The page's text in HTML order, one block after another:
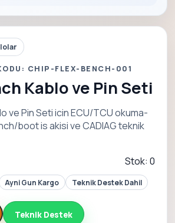
CHIP-FLEX-BENCH-001
Kablo ve Pin Seti
ve Pin Seti icin ECU/TCU okuma-
boot is akisi ve CADIAG teknik
Stok: 0
Ayni Gun Kargo Teknik Destek Dahil
Teknik Destek